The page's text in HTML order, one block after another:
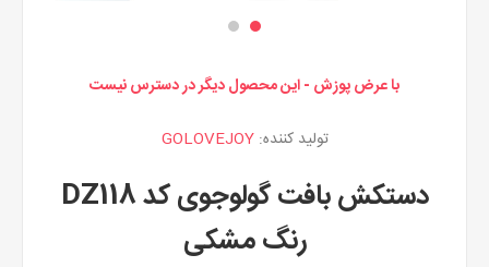
با عرض پوزش - این محصول دیگر در دسترس نیست
تولید کننده: GOLOVEJOY
دستکش بافت گولوجوی کد DZ118
رنگ مشکی